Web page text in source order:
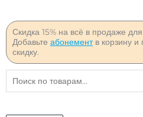
Скидка 15% на всё в продаже
Добавьте абонементв корзину и
скидку.
Искать: